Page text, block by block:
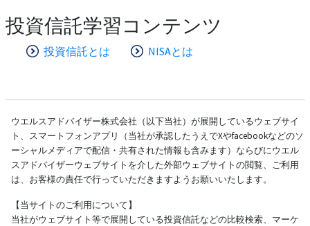
投資信託学習コンテンツ
投資信託とは NISAとは
ウエルスアドバイザー株式会社（以下当社）が展開しているウェブサイ
ト、スマートフォンアプリ（当社が承認したうえでXやfacebookなどのソ
ーシャルメディアで配信・共有された情報も含みます）ならびにウエル
スアドバイザーウェブサイトを介した外部ウェブサイトの閲覧、ご利用
は、お客様の責任で行っていただきますようお願いいたします。
【当サイトのご利用について】
当社がウェブサイト等で展開している投資信託などの比較検索、マーケ